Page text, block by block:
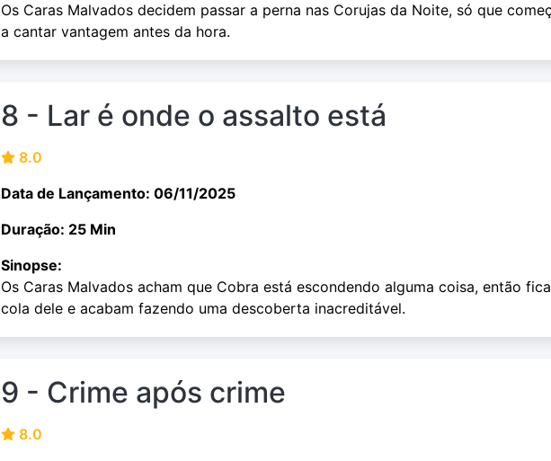
Os Caras Malvados decidem passar a perna nas Corujas da Noite, só que
a cantar vantagem antes da hora.
8 - Lar é onde o assalto está
8.0
Data de Lançamento: 06/11/2025
Duração: 25 Min
Sinopse:
Os Caras Malvados acham que Cobra está escondendo alguma coisa, então
cola dele e acabam fazendo uma descoberta inacreditável.
9 - Crime após crime
8.0